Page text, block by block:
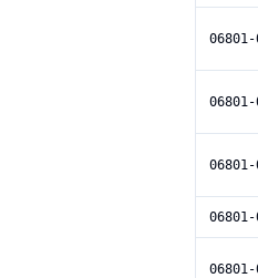
06801-
06801-
06801-
06801-
06801-